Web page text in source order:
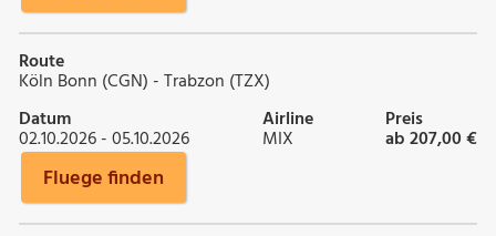
Route
Köln Bonn (CGN) - Trabzon (TZX)
Datum
02.10.2026 - 05.10.2026
Airline
MIX
Preis
ab 207,00 €
Fluege finden